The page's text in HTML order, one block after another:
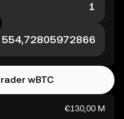
€130,00 M
wBTC